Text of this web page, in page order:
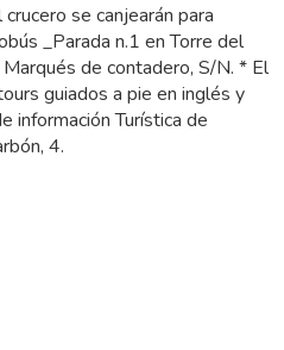
se canjearán para
_Parada n.1 en Torre del
de contadero, S/N. * El
guiados a pie en inglés y
información Turística de
4.